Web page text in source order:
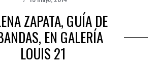
ZAPATA, GUÍA DE
EN GALERÍA
LOUIS 21